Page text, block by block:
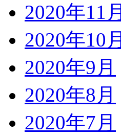
2020年11月
2020年10月
2020年9月
2020年8月
2020年7月